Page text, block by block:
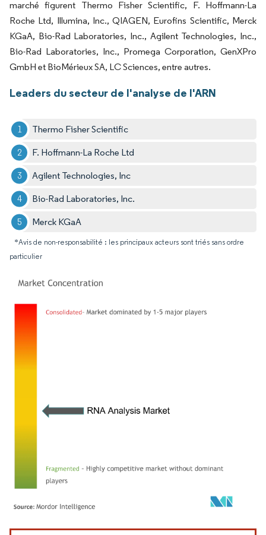
marché figurent Thermo Fisher Scientific, F. Hoffmann-La
Roche Ltd, Illumina, Inc., QIAGEN, Eurofins Scientific, Merck
KGaA, Bio-Rad Laboratories, Inc., Agilent Technologies, Inc.,
Bio-Rad Laboratories, Inc., Promega Corporation, GenXPro
GmbH et BioMérieux SA, LC Sciences, entre autres.
Leaders du secteur de l'analyse de l'ARN
Thermo Fisher Scientific
F. Hoffmann-La Roche Ltd
Agilent Technologies, Inc
Bio-Rad Laboratories, Inc.
Merck KGaA
*Avis de non-responsabilité : les principaux acteurs sont triés sans ordre
particulier
Image © Mordor Intelligence. La réutilisation nécessite une attribution sous CC BY